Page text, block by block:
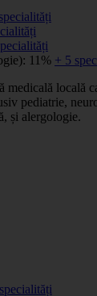
11% + 5
medicală locală
pediatrie,
și alergologie.